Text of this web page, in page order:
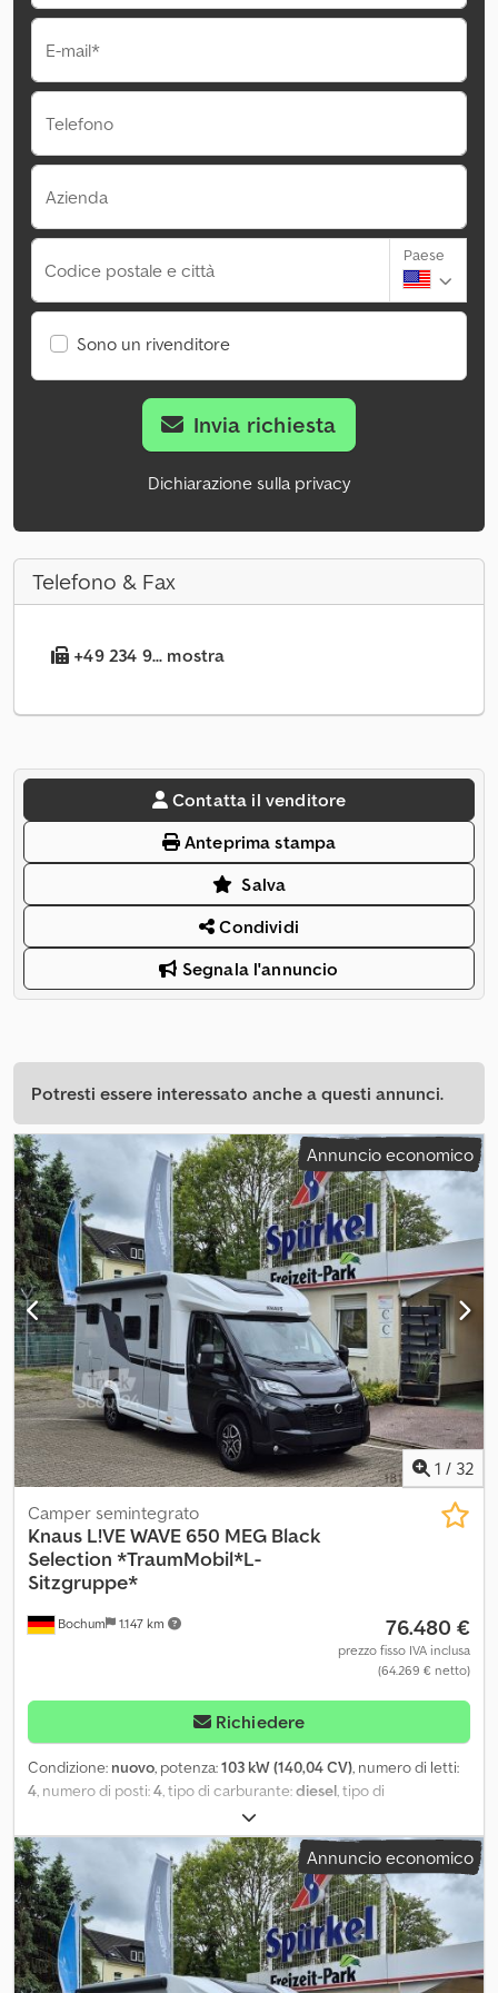
E-mail*
Telefono
Azienda
Codice postale e città
Paese
Sono un rivenditore
Invia richiesta
Dichiarazione sulla privacy
Telefono & Fax
+49 234 9... mostra
Contatta il venditore
Anteprima stampa
Salva
Condividi
Segnala l'annuncio
Potresti essere interessato anche a questi annunci.
Annuncio economico
1 / 32
Bochum 1.147 km
Camper semintegrato
Knaus L!VE WAVE 650 MEG Black
Selection *TraumMobil*L-
Sitzgruppe*
76.480 €
prezzo fisso IVA inclusa
(64.269 € netto)
Richiedere
Condizione: nuovo, potenza:103 kW (140,04 CV), numero di letti:
4 , numero di posti:4 , tipo di carburante:diesel , tipo di
, colore:nero
mm, larghezza totale:2.320 mm, altezza totale:2.940 mm,
configurazione degli assi:2 assi, classe di emissione:Euro 6, peso
complessivo:
3.500 kg, peso a vuoto:2.950 kg, peso operativo:
3.074 kg, peso massimo di carico:426 kg, Anno di produzione:
2026, passo:380 mm , Equipaggiamento:ABS, aria condizionata,
controllo della velocità di crociera, cucina a bordo, fari
fendinebbia, sistema immobilizzatore, KNAUS L!VE WAVE Black
Annuncio economico